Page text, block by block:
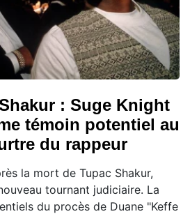
: Suge Knight
témoin potentiel au
du rappeur
la mort de Tupac Shakur,
tournant judiciaire. La
du procès de Duane "Keffe